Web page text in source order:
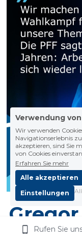
Rufen Sie
Verwendung
Wir verwenden
Navigationserlebnis
akzeptieren, sind Sie
von Cookies
Erfahren Sie mehr
Alle akzeptieren
Einstellungen